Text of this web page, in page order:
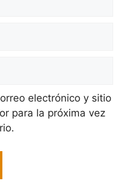
electrónico y sitio
para la próxima vez